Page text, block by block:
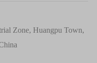
Zone, Huangpu Town,